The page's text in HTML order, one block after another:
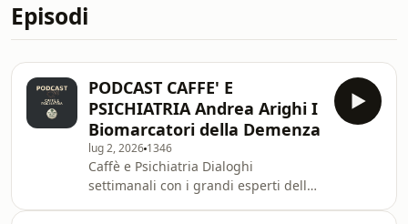
Episodi
PODCAST CAFFE' E
PSICHIATRIA Andrea Arighi I
Biomarcatori della Demenza
lug 2, 2026 1346
Caffè e Psichiatria Dialoghi
settimanali con i grandi esperti della